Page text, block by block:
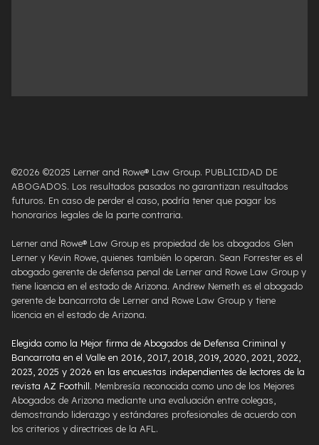
©2026 ©2025 Lerner and Rowe® Law Group. PUBLICIDAD DE
ABOGADOS. Los resultados pasados ​​no garantizan resultados
futuros. En caso de perder el caso, podría tener que pagar los
honorarios legales de la parte contraria.
Lerner and Rowe® Law Group es propiedad de los abogados Glen
Lerner y Kevin Rowe, quienes también lo operan. Sean Forrester es el
abogado gerente de defensa penal de Lerner and Rowe Law Group y
tiene licencia en el estado de Arizona. Andrew Nemeth es el abogado
gerente de bancarrota de Lerner and Rowe Law Group y tiene
licencia en el estado de Arizona.
Elegida como la Mejor firma de Abogados de Defensa Criminal y
Bancarrota en el Valle en 2016, 2017, 2018, 2019, 2020, 2021, 2022,
2023, 2025 y 2026 en las encuestas independientes de lectores de la
revista AZ Foothill. Membresía reconocida como uno de los Mejores
Abogados de Arizona mediante una evaluación entre colegas,
demostrando liderazgo y estándares profesionales de acuerdo con
los criterios y directrices de la AFL.